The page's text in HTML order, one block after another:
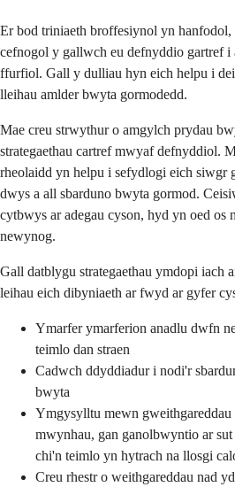
Er bod triniaeth broffesiynol yn hanfodol,
cefnogol y gallwch eu defnyddio gartref i
ffurfiol. Gall y dulliau hyn eich helpu i
lleihau amlder bwyta gormodedd.
Mae creu strwythur o amgylch prydau
strategaethau cartref mwyaf defnyddiol.
rheolaidd yn helpu i sefydlogi eich siwgr
dwys a all sbarduno bwyta gormod.
cytbwys ar adegau cyson, hyd yn oed os
newynog.
Gall datblygu strategaethau ymdopi iach
leihau eich dibyniaeth ar fwyd ar gyfer
Ymarfer ymarferion anadlu dwfn
teimlo dan straen
Cadwch ddyddiadur i nodi'r
bwyta
Ymgysylltu mewn
mwynhau, gan ganolbwyntio ar
chi'n teimlo yn hytrach na llosgi
Creu rhestr o weithgareddau nad